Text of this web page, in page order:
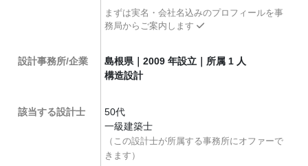
まずは実名・会社名込みのプロフィールを事
務局からご案内します
設計事務所/企業
島根県｜2009 年設立｜所属 1 人
構造設計
該当する設計士
50代
一級建築士
（この設計士が所属する事務所にオファーで
きます）